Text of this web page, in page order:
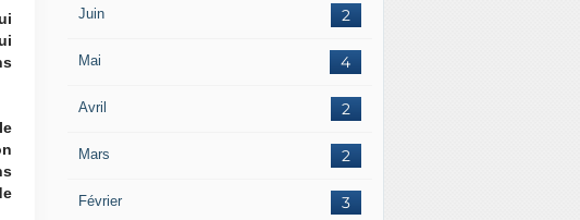
Juin 2
Mai 4
Avril 2
Mars 2
Février 3